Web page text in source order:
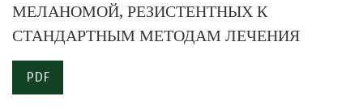
МЕЛАНОМОЙ, РЕЗИСТЕНТНЫХ К
СТАНДАРТНЫМ МЕТОДАМ ЛЕЧЕНИЯ
PDF